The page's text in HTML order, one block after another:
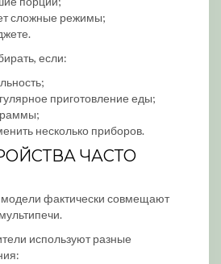
сложные режимы;
если:
приготовление еды;
несколько приборов.
ЧАСТО
фактически совмещают
используют разные